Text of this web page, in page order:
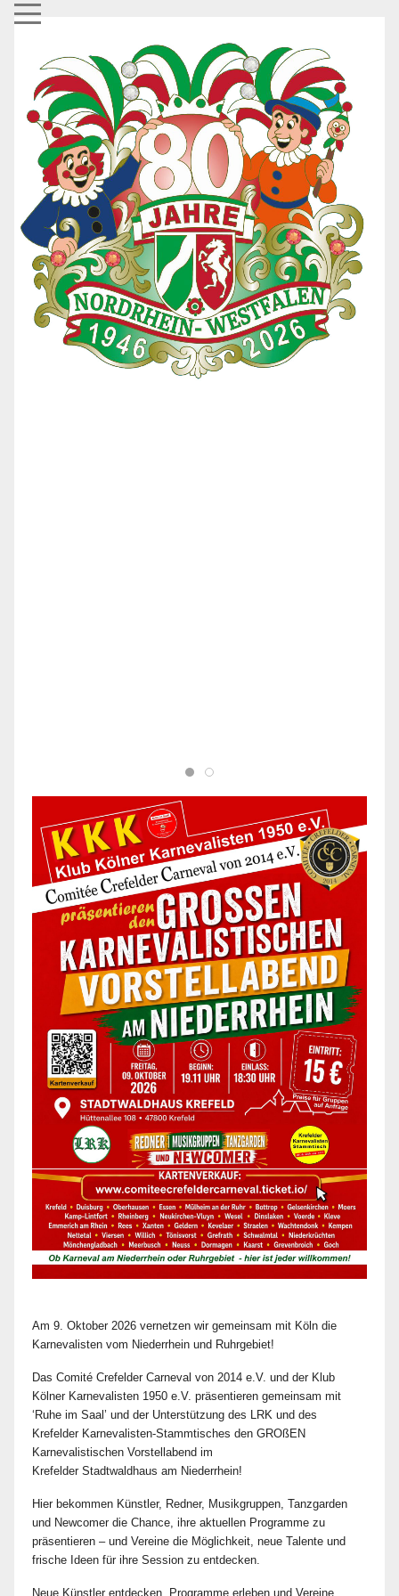
Mobile Menu Toggle
Am 9. Oktober 2026 vernetzen wir gemeinsam mit Köln die
Karnevalisten vom Niederrhein und Ruhrgebiet!
Das Comité Crefelder Carneval von 2014 e.V. und der Klub
Kölner Karnevalisten 1950 e.V. präsentieren gemeinsam mit
‘Ruhe im Saal’ und der Unterstützung des LRK und des
Krefelder Karnevalisten-Stammtisches den GROßEN
Karnevalistischen Vorstellabend im
Krefelder Stadtwaldhaus am Niederrhein!
Hier bekommen Künstler, Redner, Musikgruppen, Tanzgarden
und Newcomer die Chance, ihre aktuellen Programme zu
präsentieren – und Vereine die Möglichkeit, neue Talente und
frische Ideen für ihre Session zu entdecken.
Neue Künstler entdecken, Programme erleben und Vereine